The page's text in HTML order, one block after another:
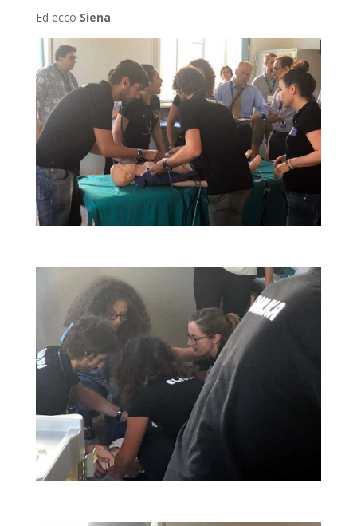
Ed ecco Siena